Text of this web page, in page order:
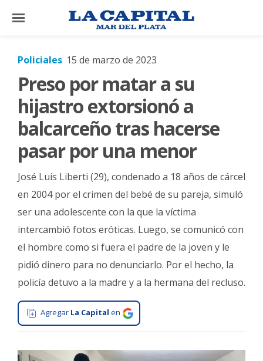
×
El
País
El
Mundo
La
Cultura
Tecnología
Gastronomía
Interés
General
La
Ciudad
Deportes
Policiales 15 de marzo de 2023
Preso por matar a su
hijastro extorsionó a
balcarceño tras hacerse
pasar por una menor
José Luis Liberti (29), condenado a 18 años de cárcel
en 2004 por el crimen del bebé de su pareja, simuló
ser una adolescente con la que la víctima
intercambió fotos eróticas. Luego, se comunicó con
el hombre como si fuera el padre de la joven y le
pidió dinero para no denunciarlo. Por el hecho, la
policía detuvo a la madre y a la hermana del recluso.
Agregar La Capital en